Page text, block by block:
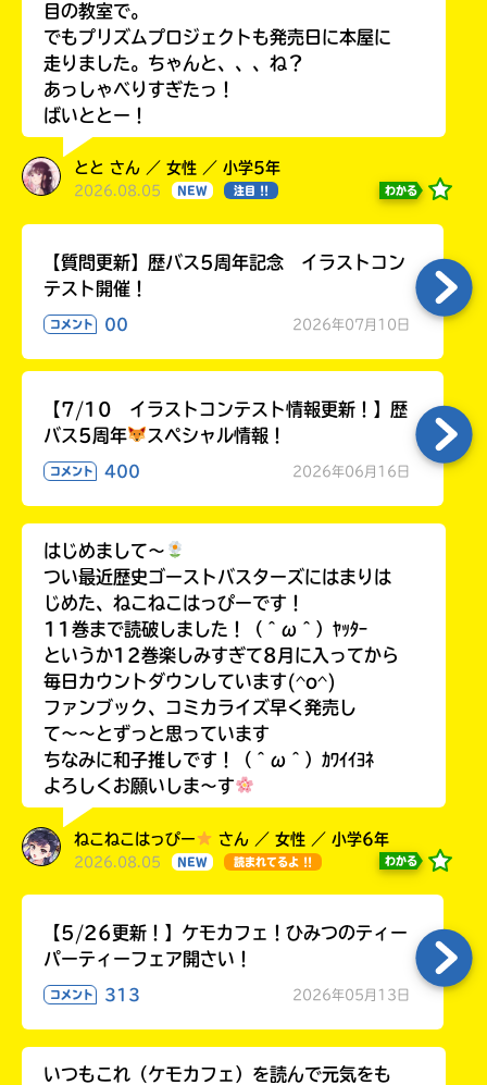
目の教室で。
でもプリズムプロジェクトも発売日に本屋に
走りました。ちゃんと、、、ね？
あっしゃべりすぎたっ！
ばいととー！
とと さん ／ 女性 ／ 小学5年
2026.08.05 NEW 注目 !! わかる
【質問更新】歴バス5周年記念 イラストコン
テスト開催！
コメント 00 2026年07月10日
【7/10 イラストコンテスト情報更新！】歴
バス5周年
スペシャル情報！
コメント 400 2026年06月16日
はじめまして〜
つい最近歴史ゴーストバスターズにはまりは
じめた、ねこねこはっぴーです！
11巻まで読破しました！（＾ω＾）ﾔｯﾀｰ
というか12巻楽しみすぎて8月に入ってから
毎日カウントダウンしています(^o^)
ファンブック、コミカライズ早く発売し
て〜〜とずっと思っています
ちなみに和子推しです！（＾ω＾）ｶﾜｲｲﾖﾈ
よろしくお願いしま〜す
ねこねこはっぴー さん ／ 女性 ／ 小学6年
2026.08.05 NEW 読まれてるよ !! わかる
【5/26更新！】ケモカフェ！ひみつのティー
パーティーフェア開さい！
コメント 313 2026年05月13日
いつもこれ（ケモカフェ）を読んで元気をも